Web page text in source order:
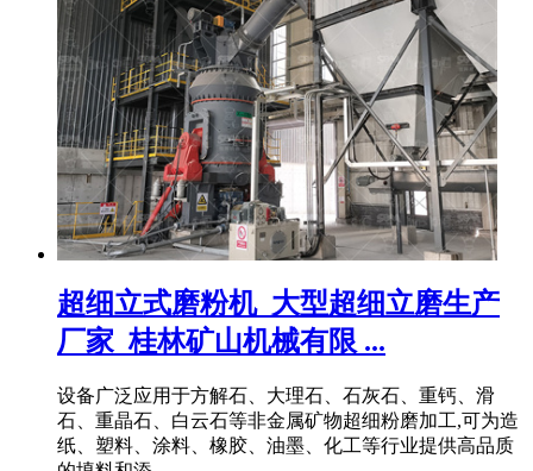
超细立式磨粉机_大型超细立磨生产
厂家_桂林矿山机械有限 ...
设备广泛应用于方解石、大理石、石灰石、重钙、滑
石、重晶石、白云石等非金属矿物超细粉磨加工,可为造
纸、塑料、涂料、橡胶、油墨、化工等行业提供高品质